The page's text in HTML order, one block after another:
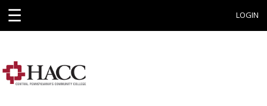
☰ LOGIN